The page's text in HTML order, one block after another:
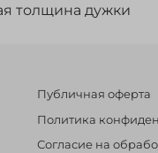
толщина дужки
Публичная оферта
Политика
Согласие на